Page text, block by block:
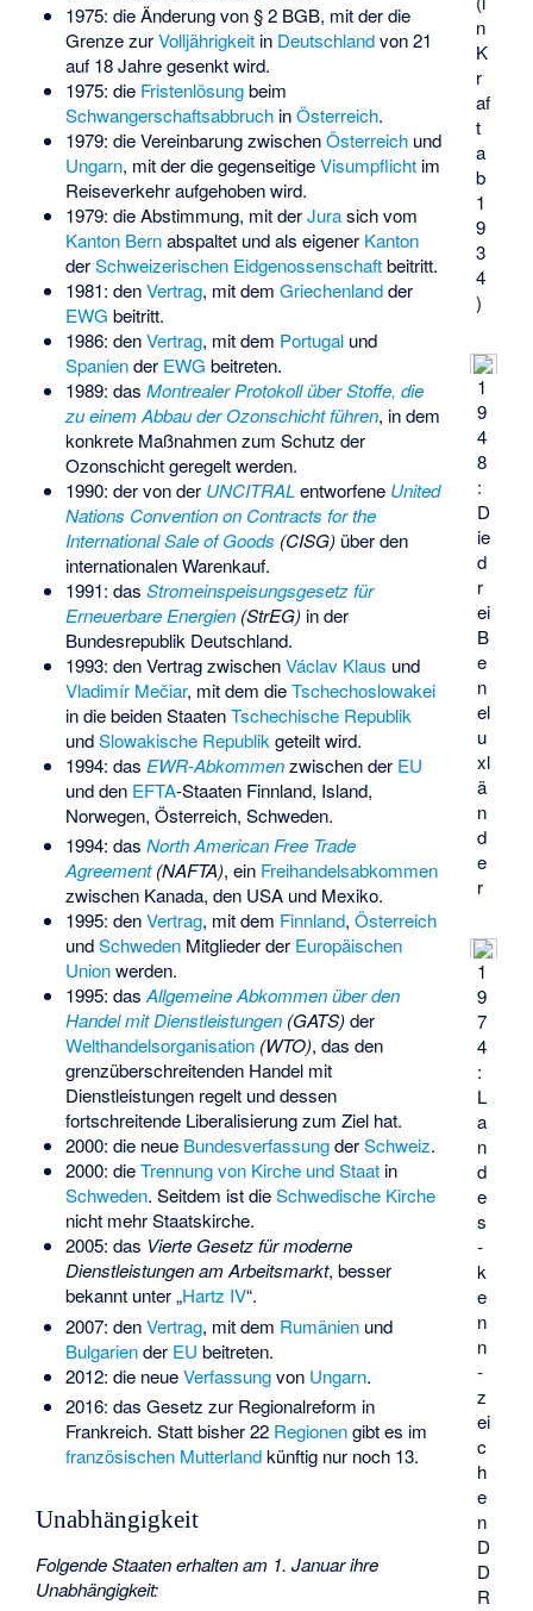
n
K
r
af
t
a
b
1
9
3
4
)
1
9
4
8
:
D
ie
d
r
ei
B
e
n
el
u
x­l
ä
n
d
e
r
1
9
7
4
:
L
a
n
d
e
s
­
k
e
n
n
­
z
ei
c
h
e
n
D
D
R
1975: die Änderung von § 2 BGB, mit der die
Grenze zurVolljährigkeitin Deutschlandvon 21
auf 18 Jahre gesenkt wird.
1975: die Fristenlösungbeim
SchwangerschaftsabbruchinÖsterreich.
1979: die Vereinbarung zwischenÖsterreichund
Ungarn, mit der die gegenseitigeVisumpflichtim
Reiseverkehr aufgehoben wird.
1979: die Abstimmung, mit derJurasich vom
Kanton Bernabspaltet und als eigener Kanton
derSchweizerischen Eidgenossenschaftbeitritt.
1981: denVertrag, mit dem Griechenlandder
EWG beitritt.
1986: denVertrag, mit dem Portugalund
Spaniender EWG beitreten.
1989: das Montrealer Protokoll über Stoffe, die
zu einem Abbau der Ozonschicht führen, in dem
konkrete Maßnahmen zum Schutz der
Ozonschicht geregelt werden.
1990: der von der UNCITRALentworfene United
Nations Convention on Contracts for the
International Sale of Goods (CISG)über den
internationalen Warenkauf.
1991: das Stromeinspeisungsgesetz für
Erneuerbare Energien (StrEG)in der
Bundesrepublik Deutschland.
1993: den Vertrag zwischenVáclav Klaus und
Vladimír Mečiar, mit dem dieTschechoslowakei
in die beiden StaatenTschechische Republik
undSlowakische Republik geteilt wird.
1994: das EWR-Abkommenzwischen der EU
und den EFTA-Staaten Finnland, Island,
Norwegen, Österreich, Schweden.
1994: das North American Free Trade
Agreement (NAFTA), ein Freihandelsabkommen
zwischen Kanada, den USA und Mexiko.
1995: denVertrag, mit dem Finnland, Österreich
undSchwedenMitglieder der Europäischen
Unionwerden.
1995: das Allgemeine Abkommen über den
Handel mit Dienstleistungen (GATS)der
Welthandelsorganisation (WTO), das den
grenzüberschreitenden Handel mit
Dienstleistungen regelt und dessen
fortschreitende Liberalisierung zum Ziel hat.
2000: die neue BundesverfassungderSchweiz.
2000: dieTrennung von Kirche und Staatin
Schweden. Seitdem ist dieSchwedische Kirche
nicht mehr Staatskirche.
2005: das Vierte Gesetz für moderne
Dienstleistungen am Arbeitsmarkt, besser
bekannt unter „Hartz IV“.
2007: denVertrag, mit dem Rumänienund
Bulgariender EU beitreten.
2012: die neueVerfassungvon Ungarn.
2016: das Gesetz zur Regionalreform in
Frankreich. Statt bisher 22 Regionengibt es im
französischen Mutterlandkünftig nur noch 13.
Unabhängigkeit
Folgende Staaten erhalten am 1. Januar ihre
Unabhängigkeit: